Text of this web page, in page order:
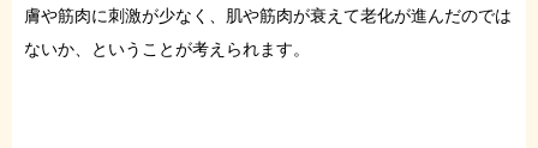
膚や筋肉に刺激が少なく、肌や筋肉が衰えて老化が進んだのでは
ないか、ということが考えられます。